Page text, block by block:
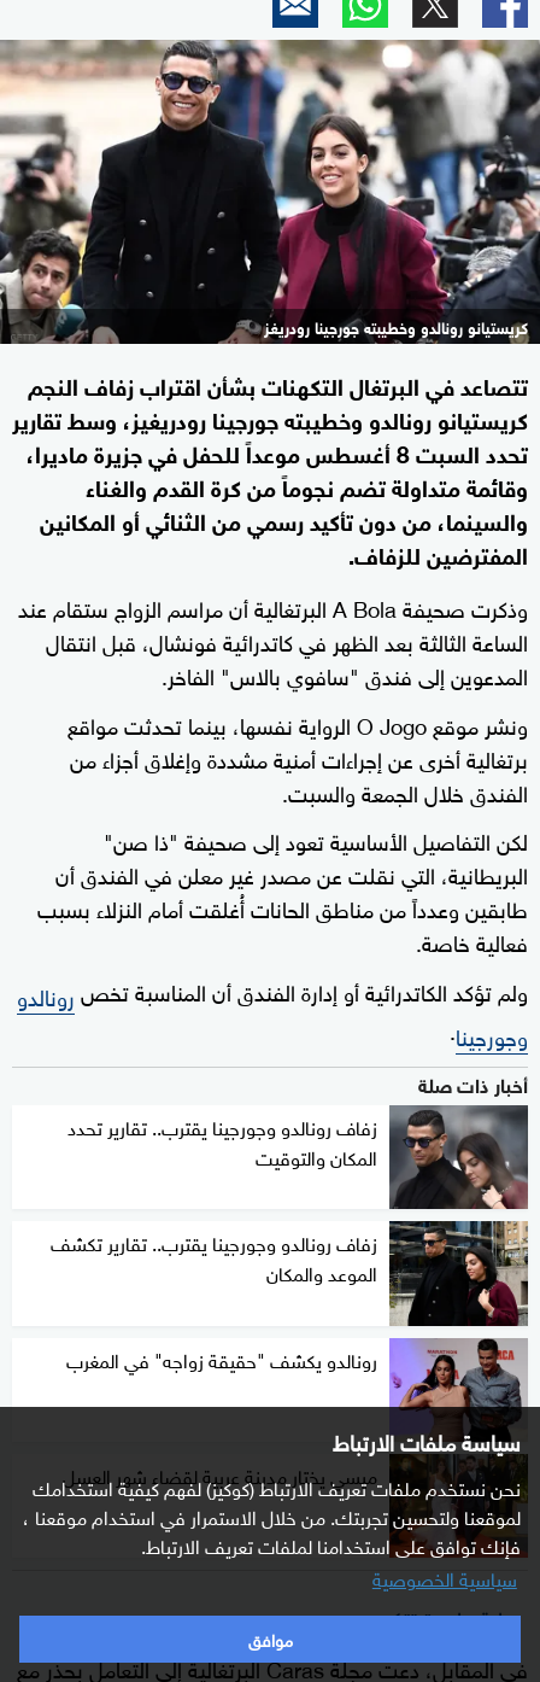
سياسة ملفات الارتباط
نحن نستخدم ملفات تعريف الارتباط (كوكيز) لفهم كيفية استخدامك
لموقعنا ولتحسين تجربتك. من خلال الاستمرار في استخدام موقعنا ،
فإنك توافق على استخدامنا لملفات تعريف الارتباط.
سياسية الخصوصية
موافق
كريستيانو رونالدو وخطيبته جورجينا رودريغز
تتصاعد في البرتغال التكهنات بشأن اقتراب زفاف النجم
كريستيانو رونالدو وخطيبته جورجينا رودريغيز، وسط تقارير
تحدد السبت 8 أغسطس موعداً للحفل في جزيرة ماديرا،
وقائمة متداولة تضم نجوماً من كرة القدم والغناء
والسينما، من دون تأكيد رسمي من الثنائي أو المكانين
المفترضين للزفاف.
وذكرت صحيفة A Bola البرتغالية أن مراسم الزواج ستقام عند
الساعة الثالثة بعد الظهر في كاتدرائية فونشال، قبل انتقال
المدعوين إلى فندق "سافوي بالاس" الفاخر.
ونشر موقع O Jogo الرواية نفسها، بينما تحدثت مواقع
برتغالية أخرى عن إجراءات أمنية مشددة وإغلاق أجزاء من
الفندق خلال الجمعة والسبت.
لكن التفاصيل الأساسية تعود إلى صحيفة "ذا صن"
البريطانية، التي نقلت عن مصدر غير معلن في الفندق أن
طابقين وعدداً من مناطق الحانات أُغلقت أمام النزلاء بسبب
فعالية خاصة.
ولم تؤكد الكاتدرائية أو إدارة الفندق أن المناسبة تخصرونالدو
وجورجينا.
أخبار ذات صلة
زفاف رونالدو وجورجينا يقترب.. تقارير تحدد
المكان والتوقيت
زفاف رونالدو وجورجينا يقترب.. تقارير تكشف
الموعد والمكان
رونالدو يكشف "حقيقة زواجه" في المغرب
ميسي يختار مدينة عربية لقضاء شهر العسل
رواية واحدة تتكرر
في المقابل، دعت مجلة Caras البرتغالية إلى التعامل بحذر مع